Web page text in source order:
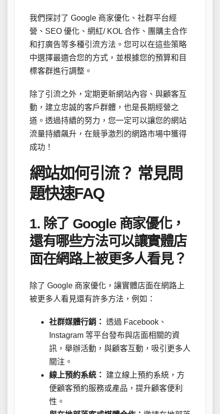
我們探討了 Google 商家優化、社群平台經
營、SEO 優化、網紅/ KOL 合作、團購主合作
和打廣告等多種引流方法。您可以在這些策略
中選擇最適合您的方式，並根據您的預算和目
標客群進行調整。
除了引流之外，定期更新網站內容、與顧客互
動，建立忠誠的客戶群體，也是長期經營之
道。透過持續的努力，您一定可以讓您的網站
流量持續飆升，在競爭激烈的網路市場中獲得
成功！
網站如何引流？ 常見問
題快速FAQ
1. 除了 Google 商家優化，
還有哪些方法可以讓實體店
面在網路上被更多人看見？
除了 Google 商家優化，讓實體店面在網路上
被更多人看見還有許多方法，例如：
社群媒體行銷： 透過 Facebook、
Instagram 等平台發布與店面相關的資
訊，舉辦活動，與顧客互動，吸引更多人
關注。
線上預約系統：
建立線上預約系統，方
便顧客預約服務或產品，提升顧客便利
性。